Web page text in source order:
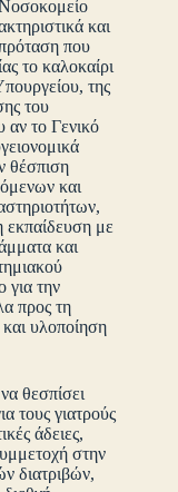
και
πρόταση που
το καλοκαίρι
της
του
αν το Γενικό
θέσπιση
και
εκπαίδευση με
και
για την
προς τη
υλοποίηση
θεσπίσει
τους γιατρούς
άδειες,
στην
διατριβών,